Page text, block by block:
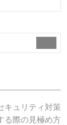
キュリティ対策
る際の見極め方